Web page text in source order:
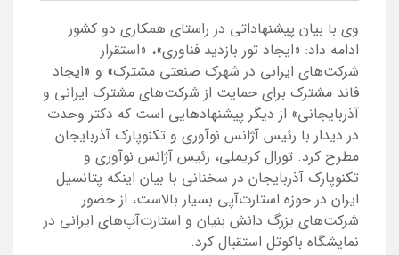
وی با بیان پیشنهاداتی در راستای همکاری دو کشور
ادامه داد: «ایجاد تور بازدید فناوری»، «استقرار
شرکت‌های ایرانی در شهرک صنعتی مشترک» و «ایجاد
فاند مشترک برای حمایت از شرکت‌های مشترک ایرانی و
آذربایجانی» از دیگر پیشنهادهایی است که دکتر وحدت
در دیدار با رئیس آژانس نوآوری و تکنوپارک آذربایجان
مطرح کرد. تورال کریملی، رئیس آژانس نوآوری و
تکنوپارک آذربایجان در سخنانی با بیان اینکه پتانسیل
ایران در حوزه استارت‌آپی بسیار بالاست، از حضور
شرکت‌های بزرگ دانش بنیان و استارت‌آپ‌های ایرانی در
نمایشگاه باکوتل استقبال کرد.